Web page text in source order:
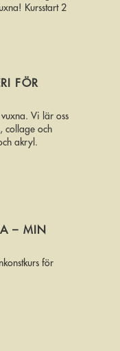
Kursstart 2
FÖR
Vi lär oss
collage och
akryl.
– MIN
för